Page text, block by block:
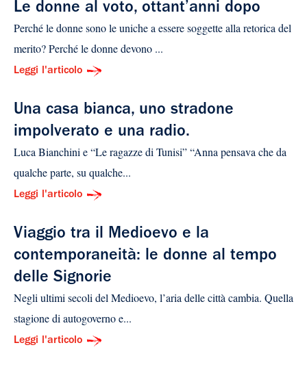
Le donne al voto, ottant’anni dopo
Perché le donne sono le uniche a essere soggette alla retorica del
merito? Perché le donne devono ...
Leggi l'articolo
Una casa bianca, uno stradone
impolverato e una radio.
Luca Bianchini e “Le ragazze di Tunisi” “Anna pensava che da
qualche parte, su qualche...
Leggi l'articolo
Viaggio tra il Medioevo e la
contemporaneità: le donne al tempo
delle Signorie
Negli ultimi secoli del Medioevo, l’aria delle città cambia. Quella
stagione di autogoverno e...
Leggi l'articolo